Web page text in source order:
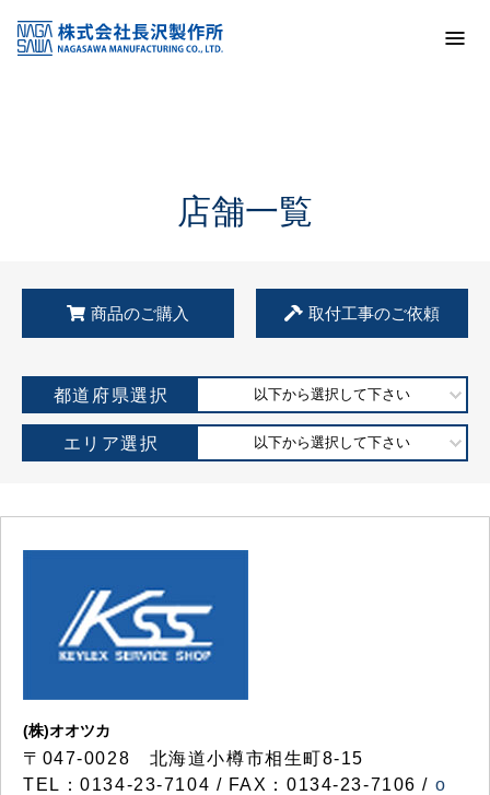
KSS加盟店・取扱店情報
店舗一覧
店舗一覧
商品のご購入 取付工事のご依頼
都道府県選択 以下から選択して下さい
エリア選択 以下から選択して下さい
(株)オオツカ
〒047-0028 北海道小樽市相生町8-15
TEL：0134-23-7104 / FAX：0134-23-7106 / o